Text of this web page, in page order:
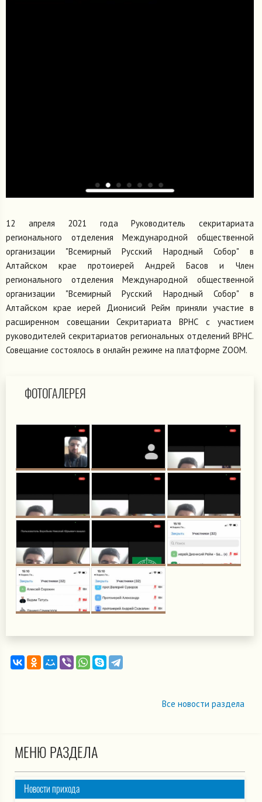
12 апреля 2021 года Руководитель секритариата
регионального отделения Международной общественной
организации "Всемирный Русский Народный Собор" в
Алтайском крае протоиерей Андрей Басов и Член
регионального отделения Международной общественной
организации "Всемирный Русский Народный Собор" в
Алтайском крае иерей Дионисий Рейм приняли участие в
расширенном совещании Секритариата ВРНС с участием
руководителей секритариатов региональных отделений ВРНС.
Совещание состоялось в онлайн режиме на платформе ZOOM.
ФОТОГАЛЕРЕЯ
Все новости раздела
МЕНЮ РАЗДЕЛА
Новости прихода